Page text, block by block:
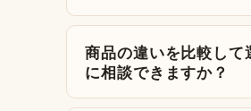
商品の違いを比較して
に相談できますか？